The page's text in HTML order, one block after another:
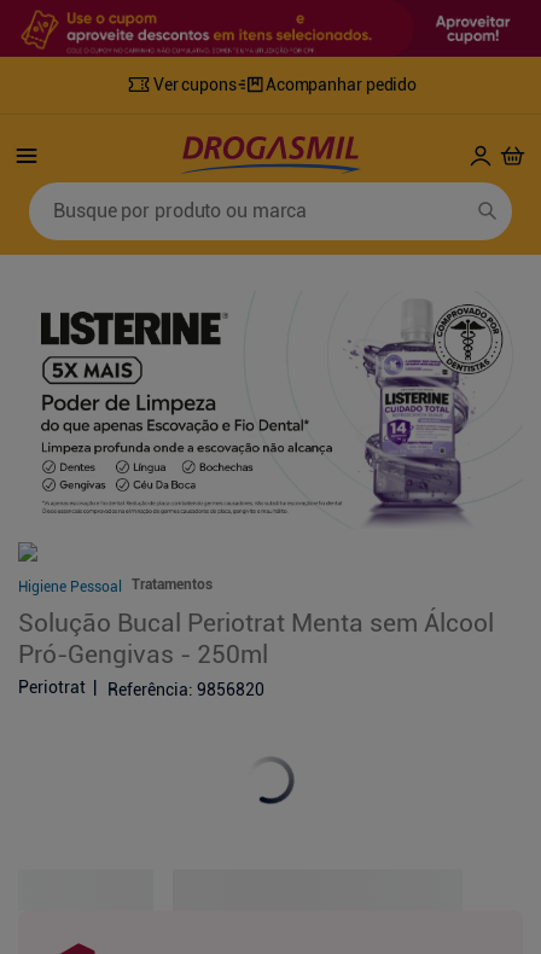
Ver cupons Acompanhar pedido
Busque por produto ou marca
Higiene Pessoal Tratamentos
Solução Bucal Periotrat Menta sem Álcool
Pró-Gengivas - 250ml
Periotrat Referência: 9856820
Termos mais buscados
3º
retinol
4º
fralda geriatrica
5º mounjaro
fralda xg